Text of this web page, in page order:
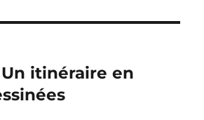
Un itinéraire en